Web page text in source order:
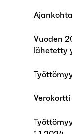
Vuoden
lähetetty